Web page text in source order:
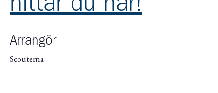
Arrangör
Scouterna